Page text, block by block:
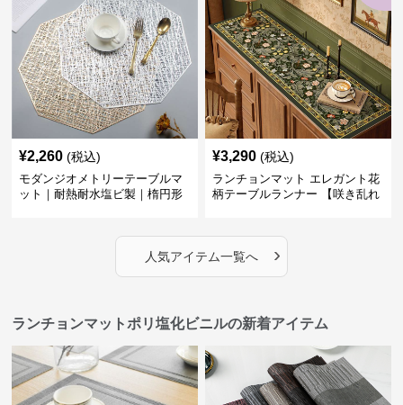
¥2,260 (税込)
モダンジオメトリーテーブルマ
ット｜耐熱耐水塩ビ製｜楕円形
¥3,290 (税込)
ランチョンマット エレガント花
柄テーブルランナー 【咲き乱れ
人気アイテム一覧へ ›
ランチョンマットポリ塩化ビニルの新着アイテム